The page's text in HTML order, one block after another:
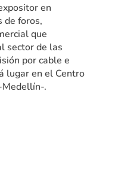
en
de foros,
que
sector de las
por cable e
lugar en el Centro
Medellín-.